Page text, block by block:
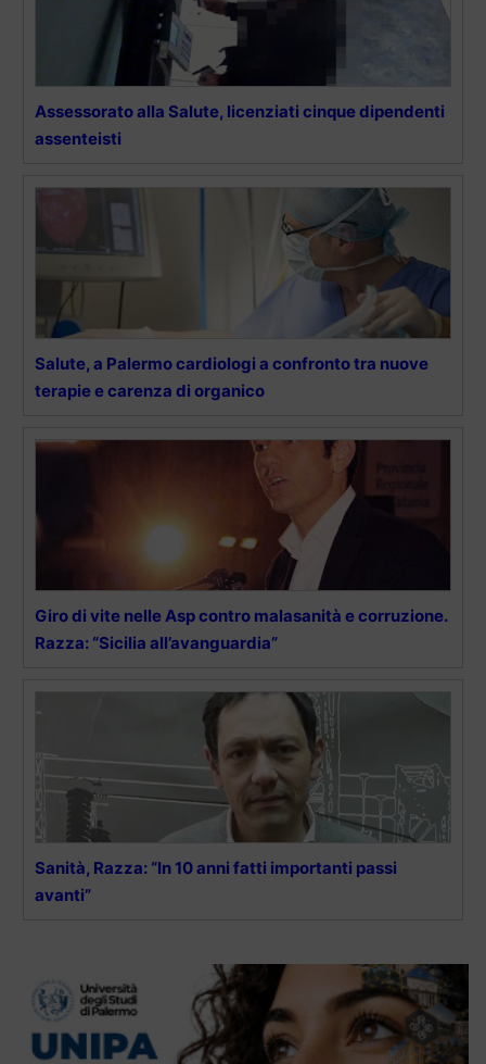
Assessorato alla Salute, licenziati cinque dipendenti
assenteisti
Salute, a Palermo cardiologi a confronto tra nuove
terapie e carenza di organico
Giro di vite nelle Asp contro malasanità e corruzione.
Razza: “Sicilia all’avanguardia”
Sanità, Razza: “In 10 anni fatti importanti passi
avanti”